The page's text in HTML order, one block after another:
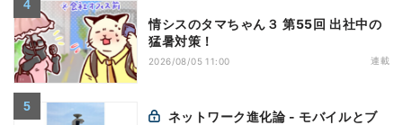
情シスのタマちゃん３ 第55回 出社中の
猛暑対策！
2026/08/05 11:00 連載